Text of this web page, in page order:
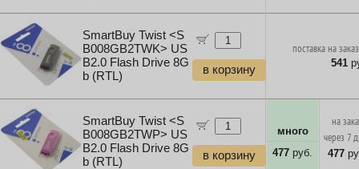
SmartBuy Twist <S
B008GB2TWK> US
B2.0 Flash Drive 8G
b (RTL)
в корзину
поставка на
541
SmartBuy Twist <S
B008GB2TWP> US
B2.0 Flash Drive 8G
b (RTL)
в корзину
много
477 руб.
на
через 7
477